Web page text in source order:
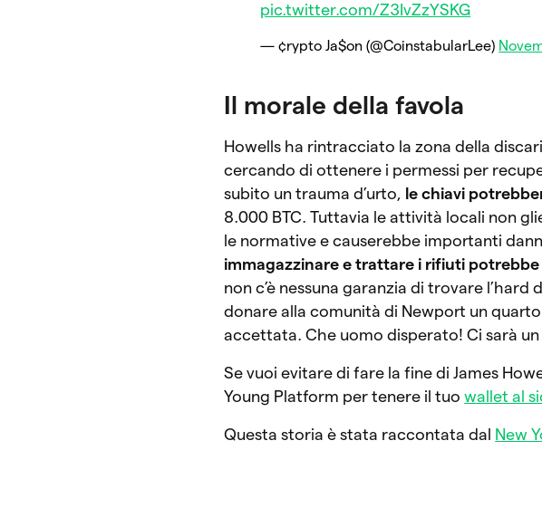
pic.twitter.com/Z3IvZzYSKG
— ¢rypto Ja$on (@CoinstabularLee)
Il morale della favola
Howells ha rintracciato la zona della
cercando di ottenere i permessi per
subito un trauma d’urto, le chiavi
8.000 BTC. Tuttavia le attività locali non
le normative e causerebbe importanti
immagazzinare e trattare i rifiuti
non c’è nessuna garanzia di trovare
donare alla comunità di Newport un
accettata. Che uomo disperato! Ci sarà
Se vuoi evitare di fare la fine di James
Young Platform per tenere il tuowallet al
Questa storia è stata raccontata dal New Y